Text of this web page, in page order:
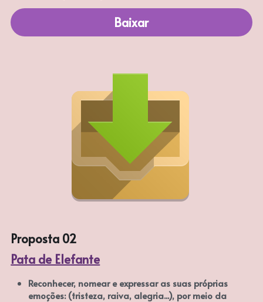
Baixar
Proposta 02
Pata de Elefante
Reconhecer, nomear e expressar as suas próprias
emoções: (tristeza, raiva, alegria...), por meio da